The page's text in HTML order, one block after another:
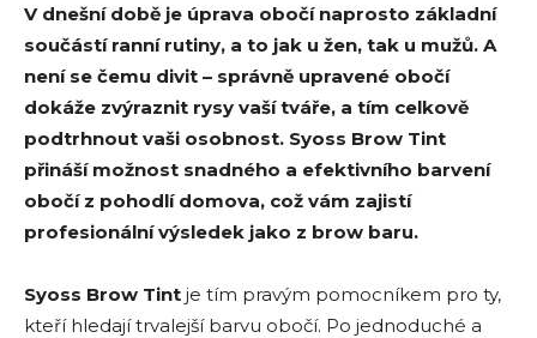
V dnešní době je úprava obočí naprosto základní
součástí ranní rutiny, a to jak u žen, tak u mužů. A
není se čemu divit – správně upravené obočí
dokáže zvýraznit rysy vaší tváře, a tím celkově
podtrhnout vaši osobnost. Syoss Brow Tint
přináší možnost snadného a efektivního barvení
obočí z pohodlí domova, což vám zajistí
profesionální výsledek jako z brow baru.
Syoss Brow Tint je tím pravým pomocníkem pro ty,
kteří hledají trvalejší barvu obočí. Po jednoduché a